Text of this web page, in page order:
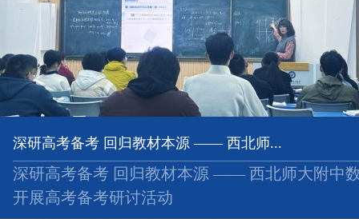
深研高考备考 回归教材本源 —— 西北师...
深研高考备考 回归教材本源 —— 西北师大附中
开展高考备考研讨活动